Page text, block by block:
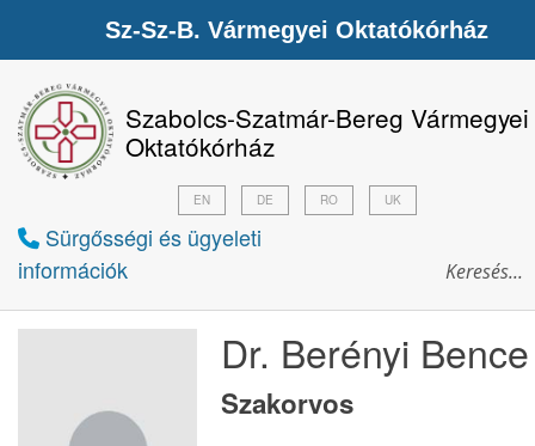
Szabolcs-Szatmár-Bereg Vármegyei
Oktatókórház
Sürgősségi és ügyeleti
információk
EN DE RO UK
Dr. Berényi Bence
Szakorvos
Sz-Sz-B. Vármegyei Oktatókórház